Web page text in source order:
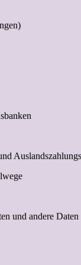
und andere Daten